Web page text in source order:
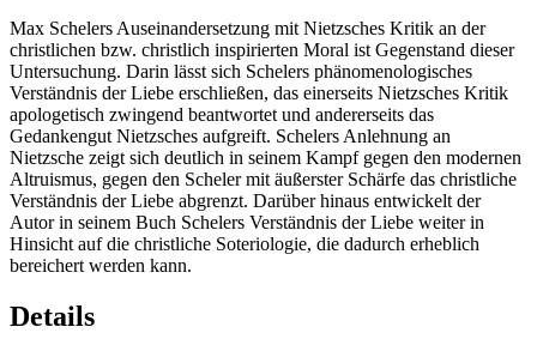
Max Schelers Auseinandersetzung mit Nietzsches Kritik an der
christlichen bzw. christlich inspirierten Moral ist Gegenstand dieser
Untersuchung. Darin lässt sich Schelers phänomenologisches
Verständnis der Liebe erschließen, das einerseits Nietzsches Kritik
apologetisch zwingend beantwortet und andererseits das
Gedankengut Nietzsches aufgreift. Schelers Anlehnung an
Nietzsche zeigt sich deutlich in seinem Kampf gegen den modernen
Altruismus, gegen den Scheler mit äußerster Schärfe das christliche
Verständnis der Liebe abgrenzt. Darüber hinaus entwickelt der
Autor in seinem Buch Schelers Verständnis der Liebe weiter in
Hinsicht auf die christliche Soteriologie, die dadurch erheblich
bereichert werden kann.
Details